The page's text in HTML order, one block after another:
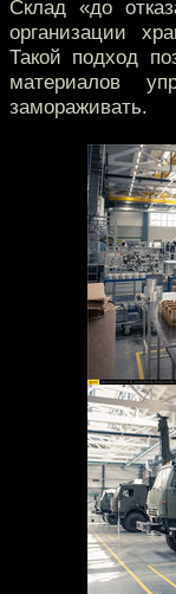
Склад «до
организации
Такой подход
материалов
замораживать.